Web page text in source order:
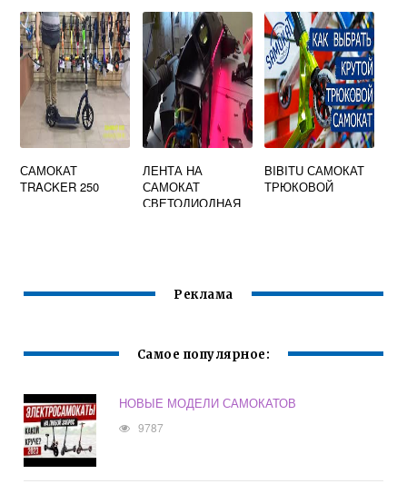
САМОКАТ
TRACKER 250
ЛЕНТА НА
САМОКАТ
СВЕТОДИОДНАЯ
BIBITU САМОКАТ
ТРЮКОВОЙ
Реклама
Самое популярное:
НОВЫЕ МОДЕЛИ САМОКАТОВ
9787